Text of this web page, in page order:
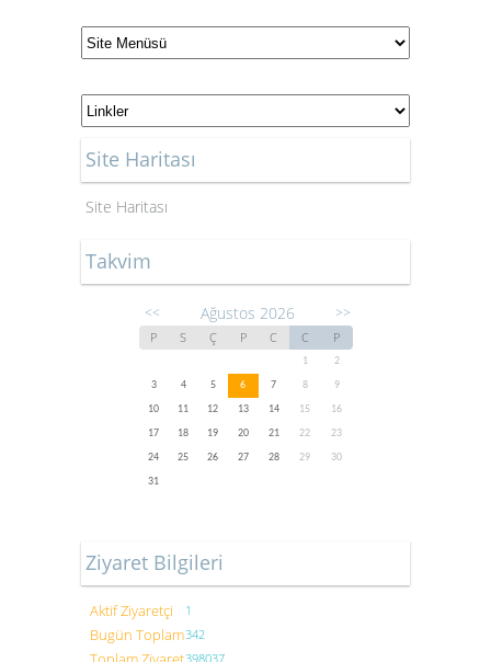
Site Haritası
Site Haritası
Takvim
<< Ağustos 2026 >>
P S Ç P C C P
1
2
3
4 5 6 7 8
9
10
11 12 13 14 15
16
17
18 19 20 21 22
23
24
25 26 27 28 29
30
31
Ziyaret Bilgileri
Aktif Ziyaretçi 1
Bugün Toplam342
398037